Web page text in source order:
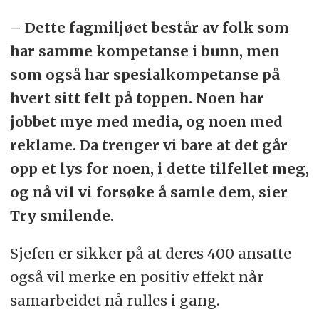
– Dette fagmiljøet består av folk som
har samme kompetanse i bunn, men
som også har spesialkompetanse på
hvert sitt felt på toppen. Noen har
jobbet mye med media, og noen med
reklame. Da trenger vi bare at det går
opp et lys for noen, i dette tilfellet meg,
og nå vil vi forsøke å samle dem, sier
Try smilende.
Sjefen er sikker på at deres 400 ansatte
også vil merke en positiv effekt når
samarbeidet nå rulles i gang.